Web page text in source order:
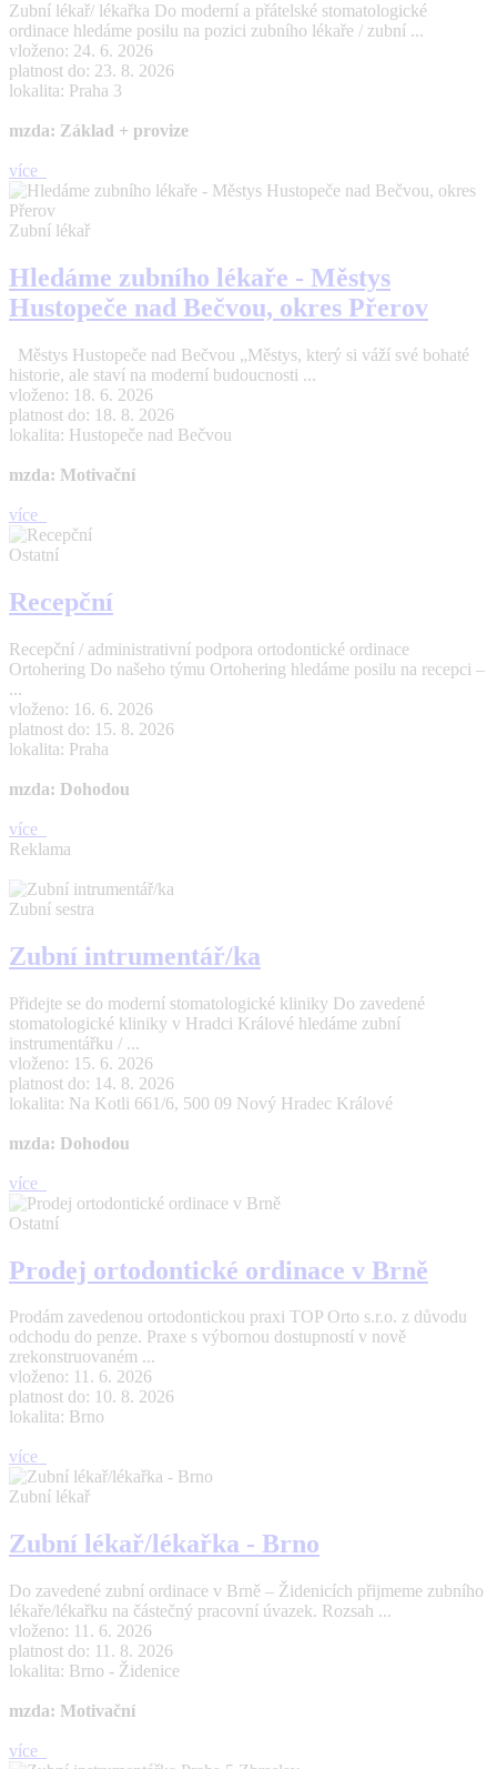
Zubní lékař/ lékařka Do moderní a přátelské stomatologické
ordinace hledáme posilu na pozici zubního lékaře / zubní ...
vloženo: 24. 6. 2026
platnost do: 23. 8. 2026
lokalita: Praha 3
mzda: Základ + provize
více
Zubní lékař
Hledáme zubního lékaře - Městys
Hustopeče nad Bečvou, okres Přerov
Městys Hustopeče nad Bečvou „Městys, který si váží své bohaté
historie, ale staví na moderní budoucnosti ...
vloženo: 18. 6. 2026
platnost do: 18. 8. 2026
lokalita: Hustopeče nad Bečvou
mzda: Motivační
více
Ostatní
Recepční
Recepční / administrativní podpora ortodontické ordinace
Ortohering Do našeho týmu Ortohering hledáme posilu na recepci –
...
vloženo: 16. 6. 2026
platnost do: 15. 8. 2026
lokalita: Praha
mzda: Dohodou
více
Reklama
Zubní sestra
Zubní intrumentář/ka
Přidejte se do moderní stomatologické kliniky Do zavedené
stomatologické kliniky v Hradci Králové hledáme zubní
instrumentářku / ...
vloženo: 15. 6. 2026
platnost do: 14. 8. 2026
lokalita: Na Kotli 661/6, 500 09 Nový Hradec Králové
mzda: Dohodou
více
Ostatní
Prodej ortodontické ordinace v Brně
Prodám zavedenou ortodontickou praxi TOP Orto s.r.o. z důvodu
odchodu do penze. Praxe s výbornou dostupností v nově
zrekonstruovaném ...
vloženo: 11. 6. 2026
platnost do: 10. 8. 2026
lokalita: Brno
více
Zubní lékař
Zubní lékař/lékařka - Brno
Do zavedené zubní ordinace v Brně – Židenicích přijmeme zubního
lékaře/lékařku na částečný pracovní úvazek. Rozsah ...
vloženo: 11. 6. 2026
platnost do: 11. 8. 2026
lokalita: Brno - Židenice
mzda: Motivační
více